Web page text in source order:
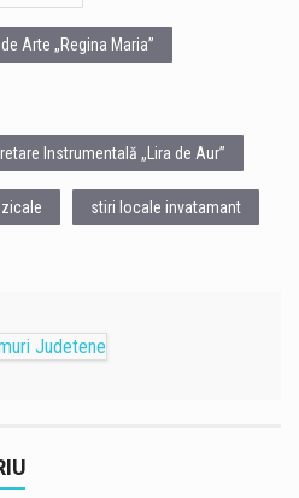
Arte „Regina Maria”
Instrumentală „Lira de Aur”
stiri locale invatamant